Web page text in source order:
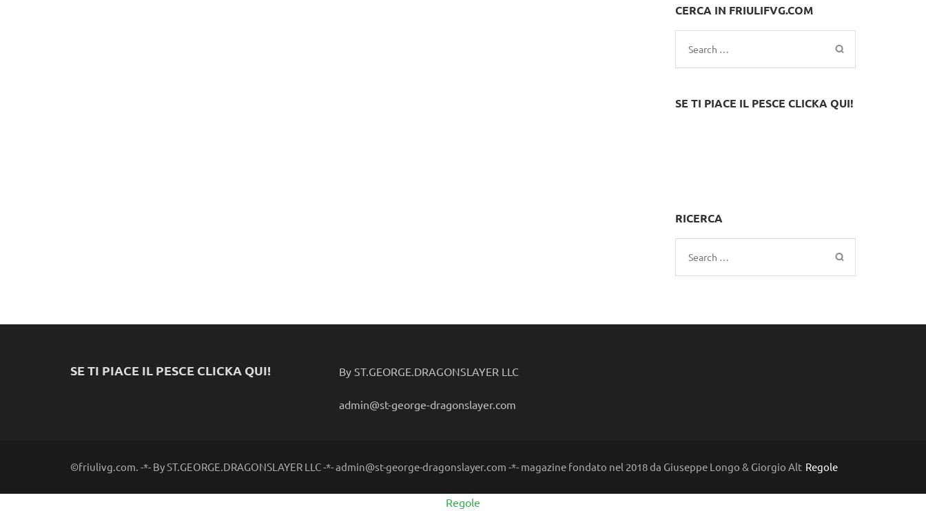
CERCA IN FRIULIFVG.COM
Search
for:
SE TI PIACE IL PESCE CLICKA QUI!
RICERCA
Search
for:
SE TI PIACE IL PESCE CLICKA QUI! By ST.GEORGE.DRAGONSLAYER LLC
admin@st-george-dragonslayer.com
©friulivg.com. -*- By ST.GEORGE.DRAGONSLAYER LLC -*- admin@st-george-dragonslayer.com -*- magazine fondato nel 2018 da Giuseppe Longo & Giorgio Alt Regole
Regole